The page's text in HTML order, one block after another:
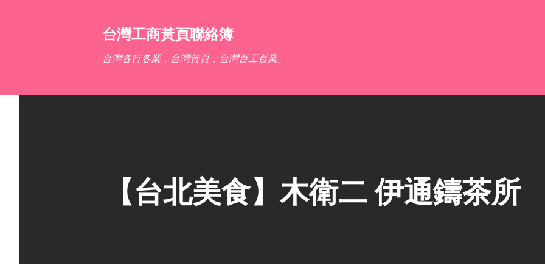
台灣工商黃頁聯絡簿
台灣各行各業，台灣黃頁，台灣百工百業。
【台北美食】木衛二 伊通鑄茶所